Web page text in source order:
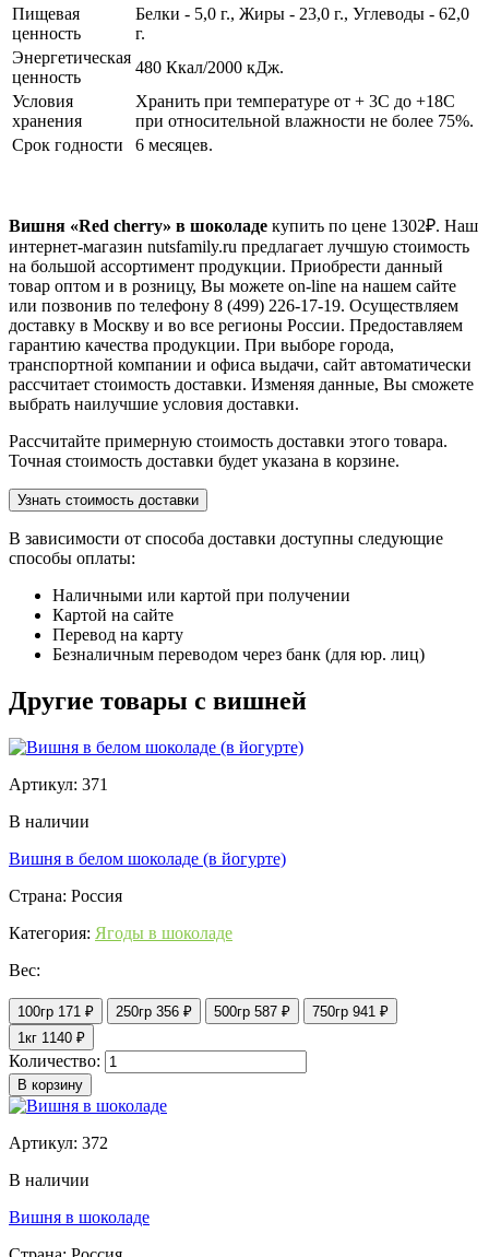
Пищевая
ценность
Белки - 5,0 г., Жиры - 23,0 г., Углеводы - 62,0
г.
Энергетическая
ценность
480 Ккал/2000 кДж.
Условия
хранения
Хранить при температуре от + 3С до +18С
при относительной влажности не более 75%.
Срок годности
6 месяцев.
Вишня «Red cherry» в шоколаде купить по цене 1302₽. Наш
интернет-магазин nutsfamily.ru предлагает лучшую стоимость
на большой ассортимент продукции. Приобрести данный
товар оптом и в розницу, Вы можете on-line на нашем сайте
или позвонив по телефону 8 (499) 226-17-19. Осуществляем
доставку в Москву и во все регионы России. Предоставляем
гарантию качества продукции. При выборе города,
транспортной компании и офиса выдачи, сайт автоматически
рассчитает стоимость доставки. Изменяя данные, Вы сможете
выбрать наилучшие условия доставки.
Рассчитайте примерную стоимость доставки этого товара.
Точная стоимость доставки будет указана в корзине.
Узнать стоимость доставки
В зависимости от способа доставки доступны следующие
способы оплаты:
Наличными или картой при получении
Картой на сайте
Перевод на карту
Безналичным переводом через банк (для юр. лиц)
Другие товары с вишней
Артикул: 371
В наличии
Вишня в белом шоколаде (в йогурте)
Страна: Россия
Категория: Ягоды в шоколаде
Вес:
100гр 171 ₽ 250гр 356 ₽ 500гр 587 ₽ 750гр 941 ₽
1кг 1140 ₽
Количество:
В корзину
Артикул: 372
В наличии
Вишня в шоколаде